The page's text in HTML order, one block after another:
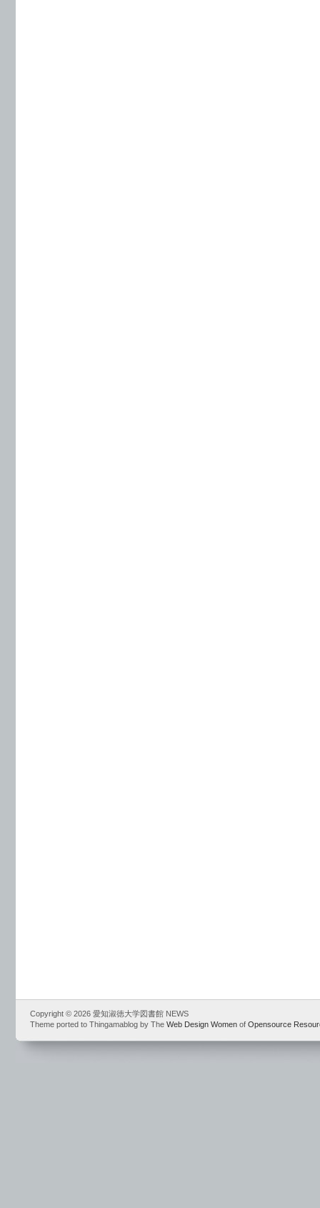
Copyright © 2026 愛知淑徳大学図書館 NEWS
Theme ported to Thingamablog by The Web Design Women of Opensource